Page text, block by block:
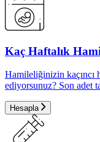
Kaç Haftalık
Hamileliğinizin kaçıncı
ediyorsunuz? Son adet
Hesapla